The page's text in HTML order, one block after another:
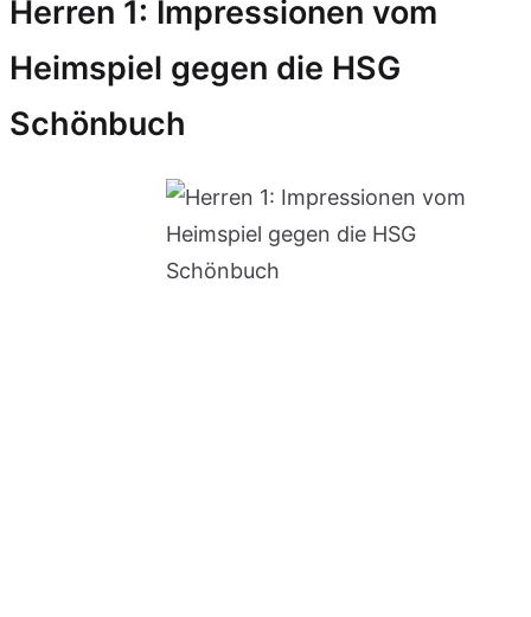
Herren 1: Impressionen vom
Heimspiel gegen die HSG
Schönbuch